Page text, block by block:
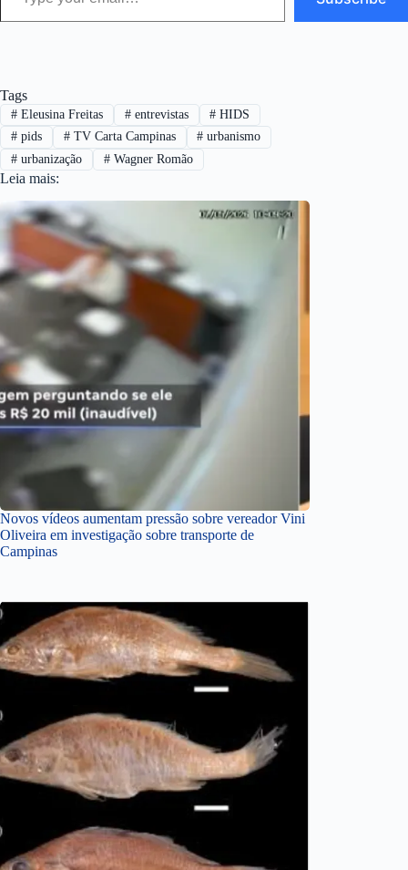
Tags
#Eleusina Freitas #entrevistas # HIDS
#pids #TV Carta Campinas # urbanismo
#urbanização #Wagner Romão
Leia mais:
Novos vídeos aumentam pressão sobre vereador Vini
Oliveira em investigação sobre transporte de
Campinas